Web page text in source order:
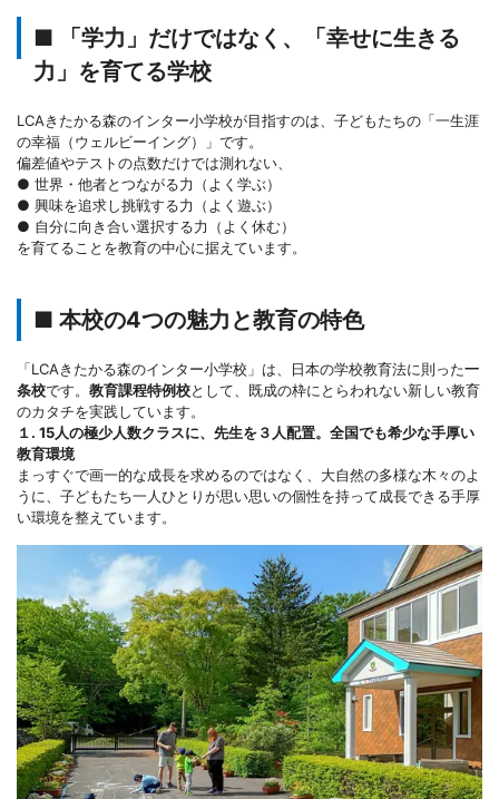
■ 「学力」だけではなく、「幸せに生きる
力」を育てる学校
LCAきたかる森のインター小学校が目指すのは、子どもたちの「一生涯
の幸福（ウェルビーイング）」です。
偏差値やテストの点数だけでは測れない、
● 世界・他者とつながる力（よく学ぶ）
● 興味を追求し挑戦する力（よく遊ぶ）
● 自分に向き合い選択する力（よく休む）
を育てることを教育の中心に据えています。
■ 本校の4つの魅力と教育の特色
「LCAきたかる森のインター小学校」は、日本の学校教育法に則った一
条校です。 教育課程特例校として、既成の枠にとらわれない新しい教育
のカタチを実践しています。
１. 15人の極少人数クラスに、先生を３人配置。全国でも希少な手厚い
教育環境
まっすぐで画一的な成長を求めるのではなく、大自然の多様な木々のよ
うに、子どもたち一人ひとりが思い思いの個性を持って成長できる手厚
い環境を整えています。